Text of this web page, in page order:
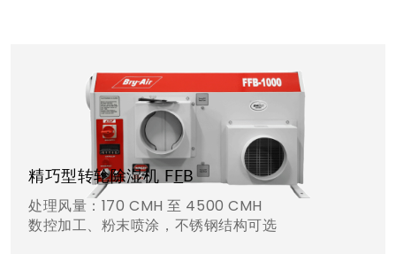
精巧型转轮除湿机 F F B
处理风量：170 CMH 至 4500 CMH
数控加工、粉末喷涂，不锈钢结构可选